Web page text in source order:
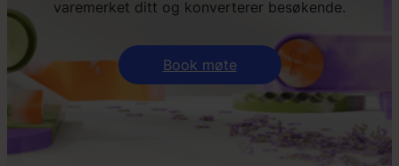
varemerket ditt og konverterer besøkende.
Book møte